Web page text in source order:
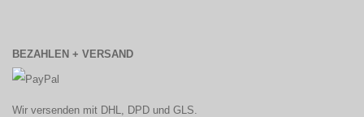
BEZAHLEN + VERSAND
Wir versenden mit DHL, DPD und GLS.